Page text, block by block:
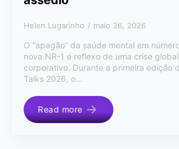
Helen Lugarinho maio 26, 2026
O “apagão” da saúde mental em
nova NR-1 é reflexo de uma crise
corporativo. Durante a primeira edição
Talks 2026, o…
Read more